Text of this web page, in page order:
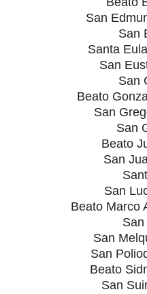
San
San
Santa
San
San
Beato
San
San
Beato
San
San
Beato Marco
San
San
Beato
San